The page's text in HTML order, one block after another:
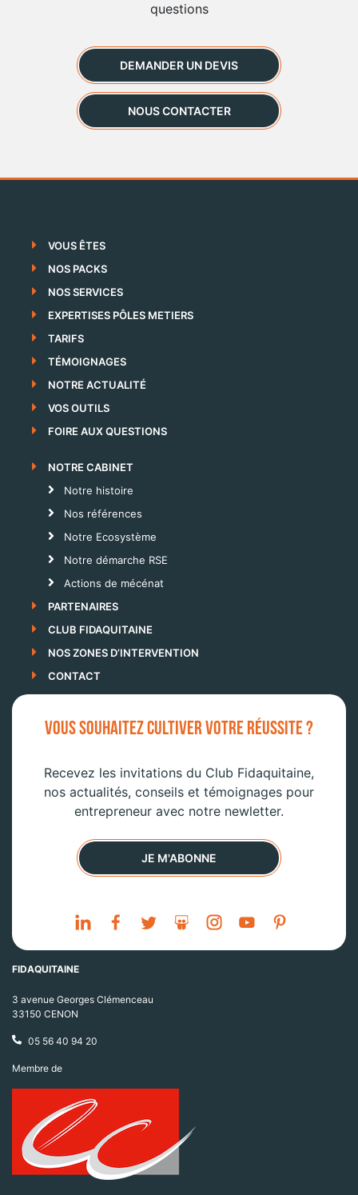
questions
DEMANDER UN DEVIS
NOUS CONTACTER
VOUS ÊTES
NOS PACKS
NOS SERVICES
EXPERTISES PÔLES METIERS
TARIFS
TÉMOIGNAGES
NOTRE ACTUALITÉ
VOS OUTILS
FOIRE AUX QUESTIONS
NOTRE CABINET
Notre histoire
Nos références
Notre Ecosystème
Notre démarche RSE
Actions de mécénat
PARTENAIRES
CLUB FIDAQUITAINE
NOS ZONES D’INTERVENTION
CONTACT
VOUS SOUHAITEZ CULTIVER VOTRE RÉUSSITE ?
Recevez les invitations du Club Fidaquitaine,
nos actualités, conseils et témoignages pour
entrepreneur avec notre newletter.
JE M'ABONNE
FIDAQUITAINE
3 avenue Georges Clémenceau
33150 CENON
05 56 40 94 20
Membre de